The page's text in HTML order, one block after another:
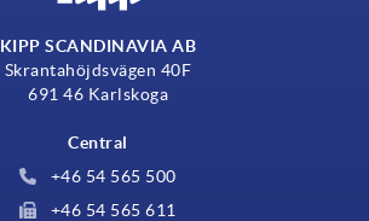
KIPP SCANDINAVIA AB
Skrantahöjdsvägen 40F
691 46 Karlskoga
Central
+46 54 565 500
+46 54 565 611